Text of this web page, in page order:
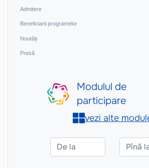
Admitere
Beneficiarii programelor
Noutăți
Presă